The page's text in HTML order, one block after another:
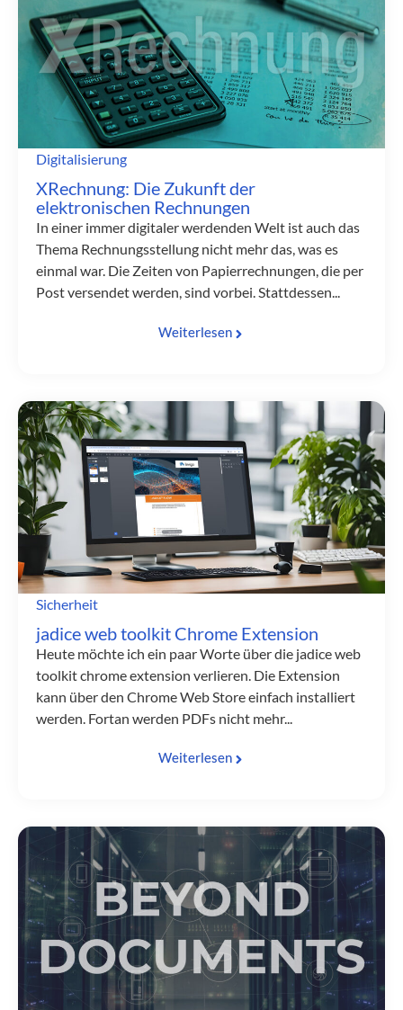
Digitalisierung
XRechnung: Die Zukunft der
elektronischen Rechnungen
In einer immer digitaler werdenden Welt ist auch das
Thema Rechnungsstellung nicht mehr das, was es
einmal war. Die Zeiten von Papierrechnungen, die per
Post versendet werden, sind vorbei. Stattdessen...
Weiterlesen
Sicherheit
jadice web toolkit Chrome Extension
Heute möchte ich ein paar Worte über die jadice web
toolkit chrome extension verlieren. Die Extension
kann über den Chrome Web Store einfach installiert
werden. Fortan werden PDFs nicht mehr...
Weiterlesen